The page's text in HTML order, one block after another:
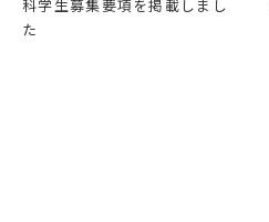
科学生募集要項を掲載しまし
た